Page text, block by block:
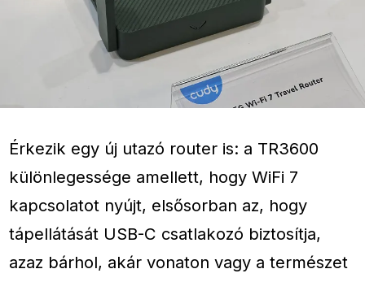
Érkezik egy új utazó router is: a TR3600
különlegessége amellett, hogy WiFi 7
kapcsolatot nyújt, elsősorban az, hogy
tápellátását USB-C csatlakozó biztosítja,
azaz bárhol, akár vonaton vagy a természet